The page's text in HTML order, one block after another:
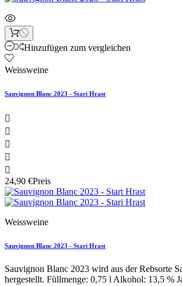
Hinzufügen zum vergleichen
Weissweine
Sauvignon Blanc 2023 - Stari Hrast





24,90 €Preis
Weissweine
Sauvignon Blanc 2023 - Stari Hrast
Sauvignon Blanc 2023 wird aus der Rebsorte
hergestellt. Füllmenge: 0,75 l Alkohol: 13,5 %